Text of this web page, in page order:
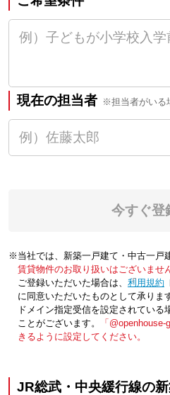
現在の担当者 ※担当者がいる
今すぐ登
※当社では、新築一戸建て・中古一戸
賃貸物件のお取り扱いはございませ
ご登録いただいた場合は、「利用規約
に同意いただいたものとして承りま
ドメイン指定受信を設定されてい
ことがございます。
「
きるように設定してください。
JR総武・中央緩行線の